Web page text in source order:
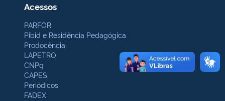
Acessos
PARFOR
Pibid e Residência Pedagógica
Prodocência
LAPETRO
CNPq
CAPES
Periódicos
FADEX